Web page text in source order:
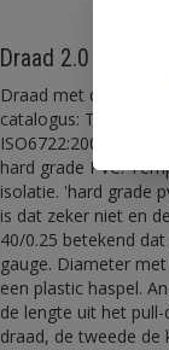
Draad 2.0 mm2
Draad met dunne
catalogus: Thin wall
ISO6722:2002.
hard grade PVC.
isolatie. 'hard grade
is dat zeker niet en
40/0.25 betekend
gauge. Diameter
een plastic haspel.
de lengte uit het
draad, de tweede de